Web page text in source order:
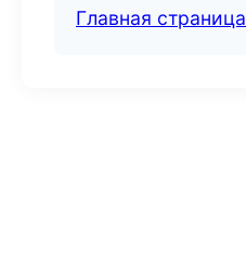
Главная страница